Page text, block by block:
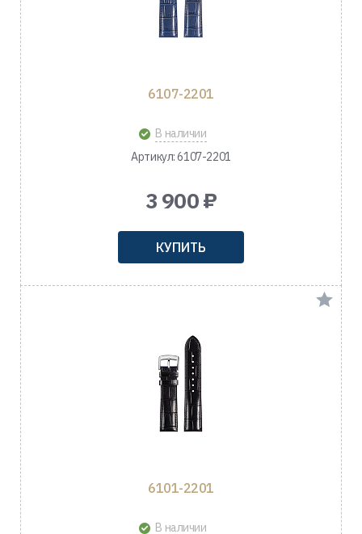
6107-2201
В наличии
Артикул: 6107-2201
3 900 ₽
КУПИТЬ
6101-2201
В наличии